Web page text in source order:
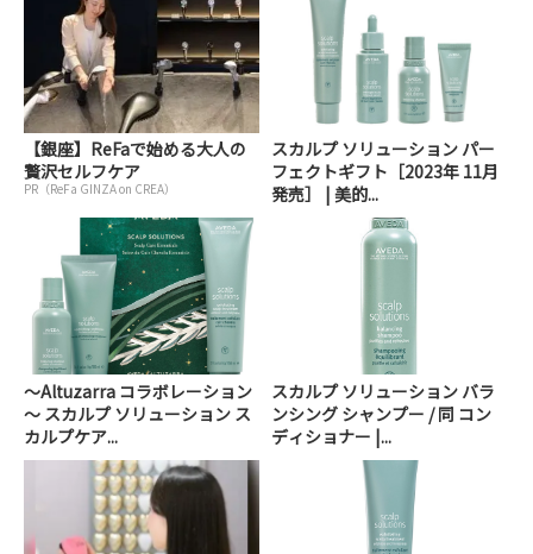
【銀座】ReFaで始める大人の
贅沢セルフケア
PR（ReFa GINZA on CREA）
スカルプ ソリューション パー
フェクトギフト［2023年 11月
発売］ | 美的...
～Altuzarra コラボレーション
～ スカルプ ソリューション ス
カルプケア...
スカルプ ソリューション バラ
ンシング シャンプー / 同 コン
ディショナー |...